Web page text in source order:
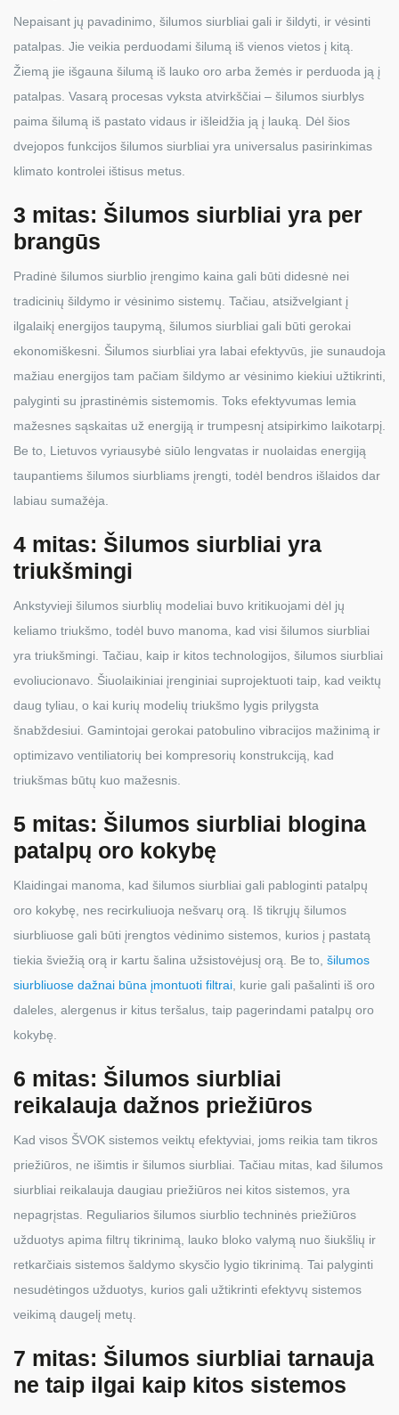
Nepaisant jų pavadinimo, šilumos siurbliai gali ir šildyti, ir vėsinti
patalpas. Jie veikia perduodami šilumą iš vienos vietos į kitą.
Žiemą jie išgauna šilumą iš lauko oro arba žemės ir perduoda ją į
patalpas. Vasarą procesas vyksta atvirkščiai – šilumos siurblys
paima šilumą iš pastato vidaus ir išleidžia ją į lauką. Dėl šios
dvejopos funkcijos šilumos siurbliai yra universalus pasirinkimas
klimato kontrolei ištisus metus.
3 mitas: Šilumos siurbliai yra per
brangūs
Pradinė šilumos siurblio įrengimo kaina gali būti didesnė nei
tradicinių šildymo ir vėsinimo sistemų. Tačiau, atsižvelgiant į
ilgalaikį energijos taupymą, šilumos siurbliai gali būti gerokai
ekonomiškesni. Šilumos siurbliai yra labai efektyvūs, jie sunaudoja
mažiau energijos tam pačiam šildymo ar vėsinimo kiekiui užtikrinti,
palyginti su įprastinėmis sistemomis. Toks efektyvumas lemia
mažesnes sąskaitas už energiją ir trumpesnį atsipirkimo laikotarpį.
Be to, Lietuvos vyriausybė siūlo lengvatas ir nuolaidas energiją
taupantiems šilumos siurbliams įrengti, todėl bendros išlaidos dar
labiau sumažėja.
4 mitas: Šilumos siurbliai yra
triukšmingi
Ankstyvieji šilumos siurblių modeliai buvo kritikuojami dėl jų
keliamo triukšmo, todėl buvo manoma, kad visi šilumos siurbliai
yra triukšmingi. Tačiau, kaip ir kitos technologijos, šilumos siurbliai
evoliucionavo. Šiuolaikiniai įrenginiai suprojektuoti taip, kad veiktų
daug tyliau, o kai kurių modelių triukšmo lygis prilygsta
šnabždesiui. Gamintojai gerokai patobulino vibracijos mažinimą ir
optimizavo ventiliatorių bei kompresorių konstrukciją, kad
triukšmas būtų kuo mažesnis.
5 mitas: Šilumos siurbliai blogina
patalpų oro kokybę
Klaidingai manoma, kad šilumos siurbliai gali pabloginti patalpų
oro kokybę, nes recirkuliuoja nešvarų orą. Iš tikrųjų šilumos
siurbliuose gali būti įrengtos vėdinimo sistemos, kurios į pastatą
tiekia šviežią orą ir kartu šalina užsistovėjusį orą. Be to, šilumos
siurbliuose dažnai būna įmontuoti filtrai , kurie gali pašalinti iš oro
daleles, alergenus ir kitus teršalus, taip pagerindami patalpų oro
kokybę.
6 mitas: Šilumos siurbliai
reikalauja dažnos priežiūros
Kad visos ŠVOK sistemos veiktų efektyviai, joms reikia tam tikros
priežiūros, ne išimtis ir šilumos siurbliai. Tačiau mitas, kad šilumos
siurbliai reikalauja daugiau priežiūros nei kitos sistemos, yra
nepagrįstas. Reguliarios šilumos siurblio techninės priežiūros
užduotys apima filtrų tikrinimą, lauko bloko valymą nuo šiukšlių ir
retkarčiais sistemos šaldymo skysčio lygio tikrinimą. Tai palyginti
nesudėtingos užduotys, kurios gali užtikrinti efektyvų sistemos
veikimą daugelį metų.
7 mitas: Šilumos siurbliai tarnauja
ne taip ilgai kaip kitos sistemos